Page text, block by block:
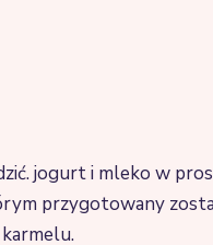
jogurt i mleko w
przygotowany